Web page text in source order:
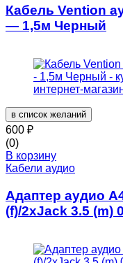
Кабель Vention
— 1,5м Черный
в список желаний
600 ₽
(0)
В корзину
Кабели аудио
Адаптер аудио
(f)/2xJack 3.5 (m)